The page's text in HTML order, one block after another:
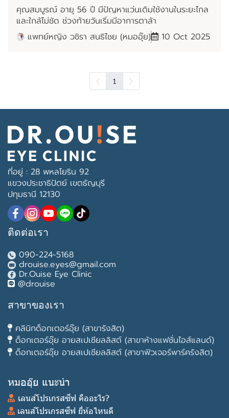
คุณสมบูรณ์ อายุ 56 ปี มีปัญหาแว่นเดิมใช้งานในระยะไกล
และใกล้ไม่ชัด ช่วงท้ายวันเริ่มมีอาการตาล้า
แพทย์หญิง วชิรา สนธิไชย (หมออุ๊ย)
10 Oct 2025
1
ที่อยู่ : 28 พหลโยริน 92
แขวงประชาธิปัตย์ เขตธัญบุรี
ปทุมธานี 12130
ติดต่อเรา
090-224-5168
drouise.eyes@gmail.com
Dr.Ouise Eye Clinic
@drouise
สาขาของเรา
คลินิกด็อกเตอร์อุ๊ย (สาขารังสิต)
ด็อกเตอร์อุ๊ย อายสเปเชียลลิสต์ (สาขาห้างแฟชั่นไอส์แลนด์)
ด็อกเตอร์อุ๊ย อายสเปเชียลลิสต์ (สาขาฟิวเจอร์พาร์ครังสิต)
หมออุ๊ย แนะนำ
เลนส์โปรเกรสซีฟ คืออะไร?
เลนส์โปรเกรสซีฟ ยี่ห้อไหนดี